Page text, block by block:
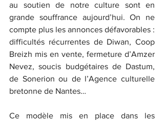
au soutien de notre culture sont en
grande souffrance aujourd’hui. On ne
compte plus les annonces défavorables :
difficultés récurrentes de Diwan, Coop
Breizh mis en vente, fermeture d’Amzer
Nevez, soucis budgétaires de Dastum,
de Sonerion ou de l’Agence culturelle
bretonne de Nantes…
Ce modèle mis en place dans les